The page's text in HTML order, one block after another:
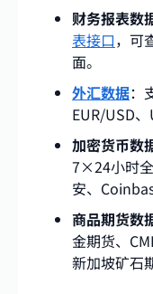
财务报表数
表接口，可
面。
外汇数据：
EUR/USD
加密货币数
7×24小时
安、
商品期货数
金期货、
新加坡矿石